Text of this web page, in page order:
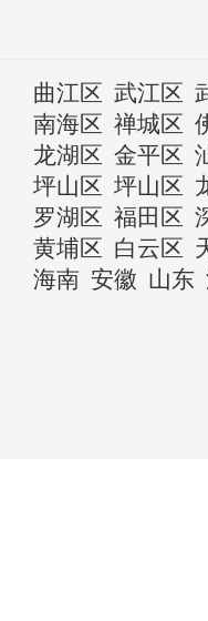
曲江区 武江区
南海区 禅城区
龙湖区 金平区
坪山区 坪山区
罗湖区 福田区
黄埔区 白云区
海南 安徽 山东